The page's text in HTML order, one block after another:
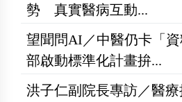
勢 真實醫病互動...
望聞問AI／中醫仍卡「
部啟動標準化計畫拚...
洪子仁副院長專訪／醫療